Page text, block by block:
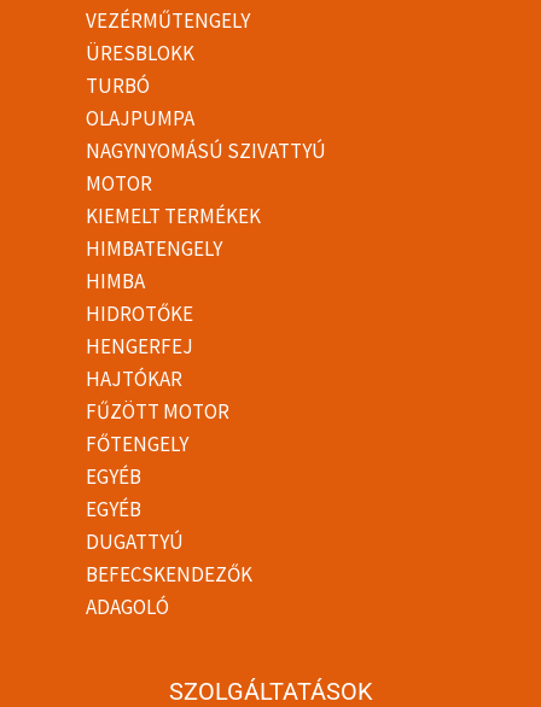
VEZÉRMŰTENGELY
ÜRESBLOKK
TURBÓ
OLAJPUMPA
NAGYNYOMÁSÚ SZIVATTYÚ
MOTOR
KIEMELT TERMÉKEK
HIMBATENGELY
HIMBA
HIDROTŐKE
HENGERFEJ
HAJTÓKAR
FŰZÖTT MOTOR
FŐTENGELY
EGYÉB
EGYÉB
DUGATTYÚ
BEFECSKENDEZŐK
ADAGOLÓ
SZOLGÁLTATÁSOK